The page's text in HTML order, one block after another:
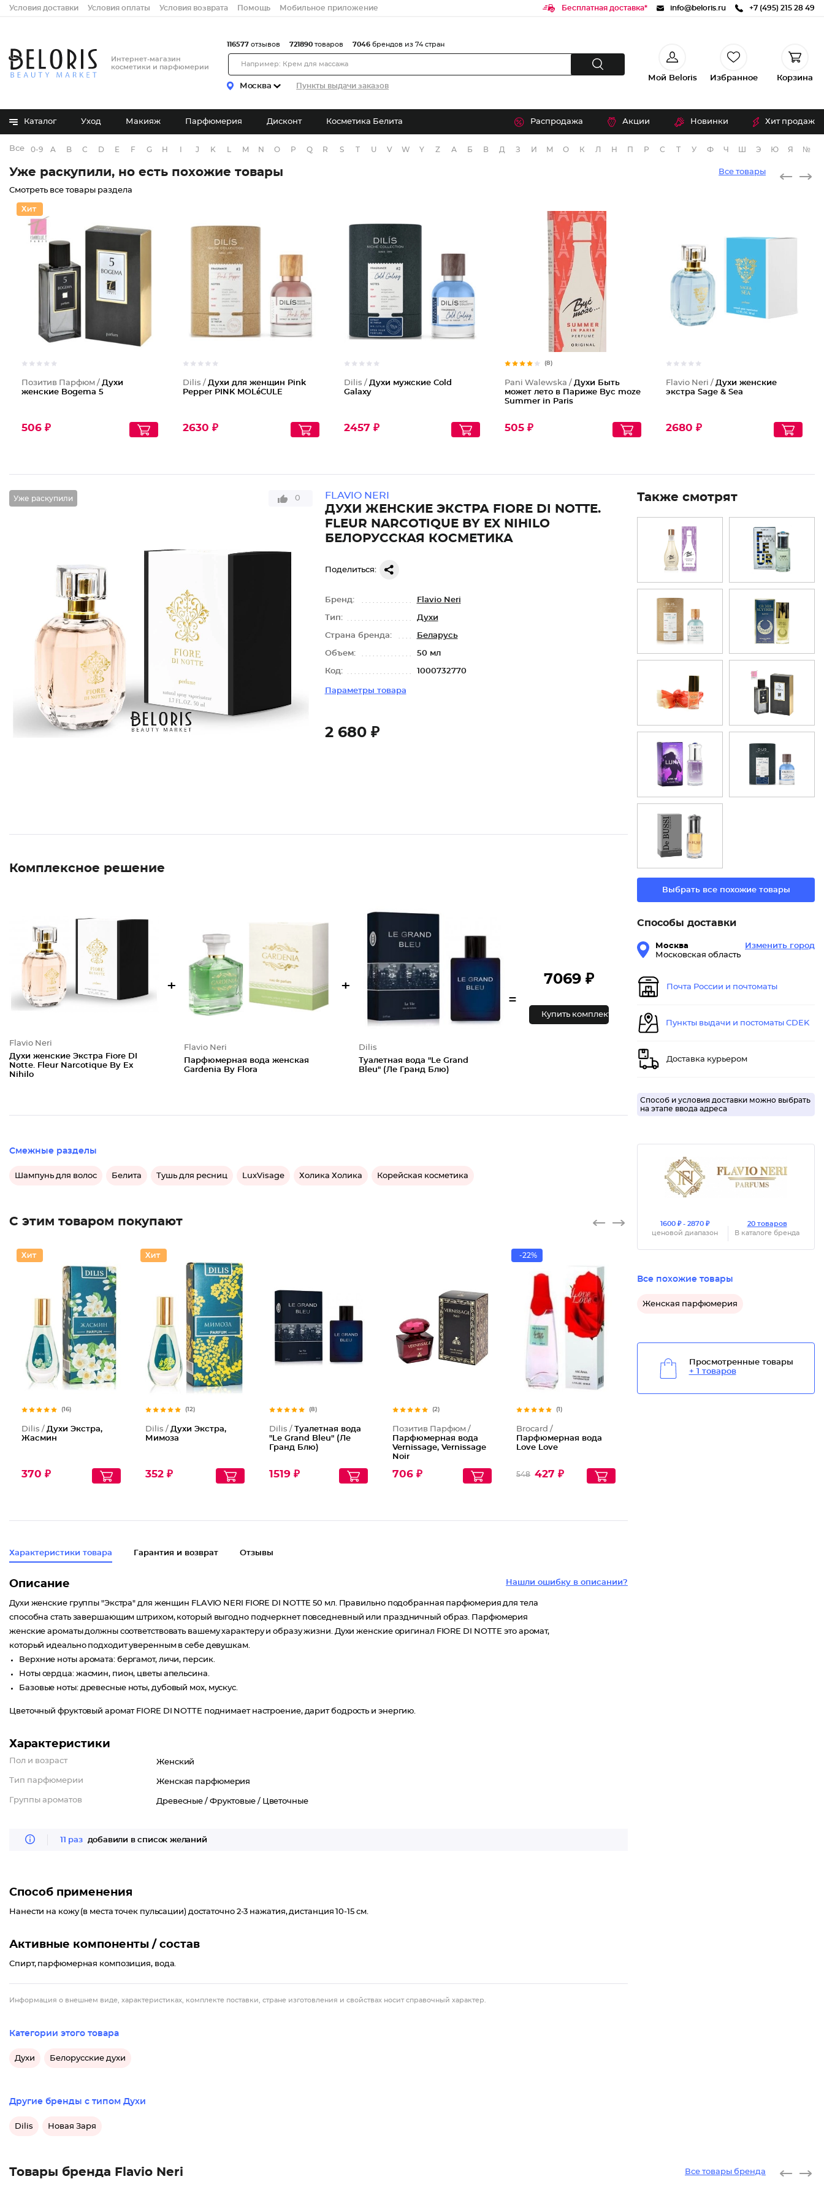
Условия доставки Условия оплаты Условия возврата Помощь Мобильное приложение Бесплатная доставка* info@beloris.ru +7 (495) 215 28 49
Интернет-магазин
косметики и парфюмерии
Москва Пункты выдачи заказов
116577 отзывов 721890 товаров 7046 брендов из 74 стран
Мой Beloris Избранное Корзина
Каталог Уход Макияж Парфюмерия Дисконт Косметика Белита Распродажа Акции Новинки Хит продаж
Все бренды
0-9 A B C D E F G H J K M N O P Q R S T U V W Y Z А Б В Д З И М О К Л Н П Р С Т У Ф Ч Э Ю Я №
Уже раскупили, но есть похожие товары Все товары
Смотреть все товары раздела
Позитив Парфюм / Духи
женские Bogema 5
506 ₽
Dilis / Духи для женщин Pink
Pepper PINK MOLéCULE
2630 ₽
Dilis / Духи мужские Cold
Galaxy
2457 ₽
(8)
Pani Walewska /Духи Быть
может лето в Париже Byc moze
Summer in Paris
505 ₽
Flavio Neri /Духи женские
экстра Sage & Sea
2680 ₽
Уже раскупили 0 FLAVIO NERI
ДУХИ ЖЕНСКИЕ ЭКСТРА FIORE DI NOTTE.
FLEUR NARCOTIQUE BY EX NIHILO
БЕЛОРУССКАЯ КОСМЕТИКА
Поделиться:
Бренд: Flavio Neri
Тип: Духи
Страна бренда: Беларусь
Объем: 50 мл
Код: 1000732770
Параметры товара
2 680 ₽
Комплексное решение
Flavio Neri
Духи женские Экстра Fiore DI
Notte. Fleur Narcotique By Ex
Nihilo
+
Flavio Neri
Парфюмерная вода женская
Gardenia By Flora
+
Dilis
Туалетная вода "Le Grand
Bleu" (Ле Гранд Блю)
=
7069 ₽
Купить комплект
Смежные разделы
Шампунь для волос Белита Тушь для ресниц LuxVisage Холика Холика Корейская косметика
С этим товаром покупают
Духи Эк
(16)
Dilis / Духи Экстра,
Жасмин
370 ₽
Духи Эк
(12)
Dilis / Духи Экстра,
Мимоза
352 ₽
(8)
Dilis / Туалетная вода
"Le Grand Bleu" (Ле
Гранд Блю)
1519 ₽
Парфюме
(2)
Позитив Парфюм /
Парфюмерная вода
Vernissage, Vernissage
Noir
706 ₽
-22%
(1)
Brocard /
Парфюмерная вода
Love Love
548 427 ₽
Характеристики товара Гарантия и возврат Отзывы
Нашли ошибку в описании?
Описание
Духи женские группы "Экстра" для женщин FLAVIO NERI FIORE DI NOTTE 50 мл. Правильно подобранная парфюмерия для тела
способна стать завершающим штрихом, который выгодно подчеркнет повседневный или праздничный образ. Парфюмерия
женские ароматы должны соответствовать вашему характеру и образу жизни. Духи женские оригинал FIORE DI NOTTE это аромат,
который идеально подходит уверенным в себе девушкам.
Верхние ноты аромата: бергамот, личи, персик.
Ноты сердца: жасмин, пион, цветы апельсинa.
Базовые ноты: древесные ноты, дубовый мох, мускус.
Цветочный фруктовый аромат FIORE DI NOTTE поднимает настроение, дарит бодрость и энергию.
Характеристики
Пол и возраст Женский
Тип парфюмерии Женская парфюмерия
Группы ароматов Древесные / Фруктовые / Цветочные
11 раз добавили в список желаний
Способ применения
Нанести на кожу (в места точек пульсации) достаточно 2-3 нажатия, дистанция 10-15 см.
Активные компоненты / состав
Спирт, парфюмерная композиция, вода.
Информация о внешнем виде, характеристиках, комплекте поставки, стране изготовления и свойствах носит справочный характер.
Также смотрят
Выбрать все похожие товары
Способы доставки
Москва
Московская область
Изменить город
Почта России и почтоматы
Пункты выдачи и постоматы CDEK
Доставка курьером
Способ и условия доставки можно выбрать
на этапе ввода адреса
1600 ₽ - 2870 ₽
ценовой диапазон
20 товаров
В каталоге бренда
Все похожие товары
Женская парфюмерия
Просмотренные товары
+ 1 товаров
Категории этого товара
Духи Белорусские духи
Другие бренды с типом Духи
Dilis Новая Заря
Товары бренда Flavio Neri Все товары бренда